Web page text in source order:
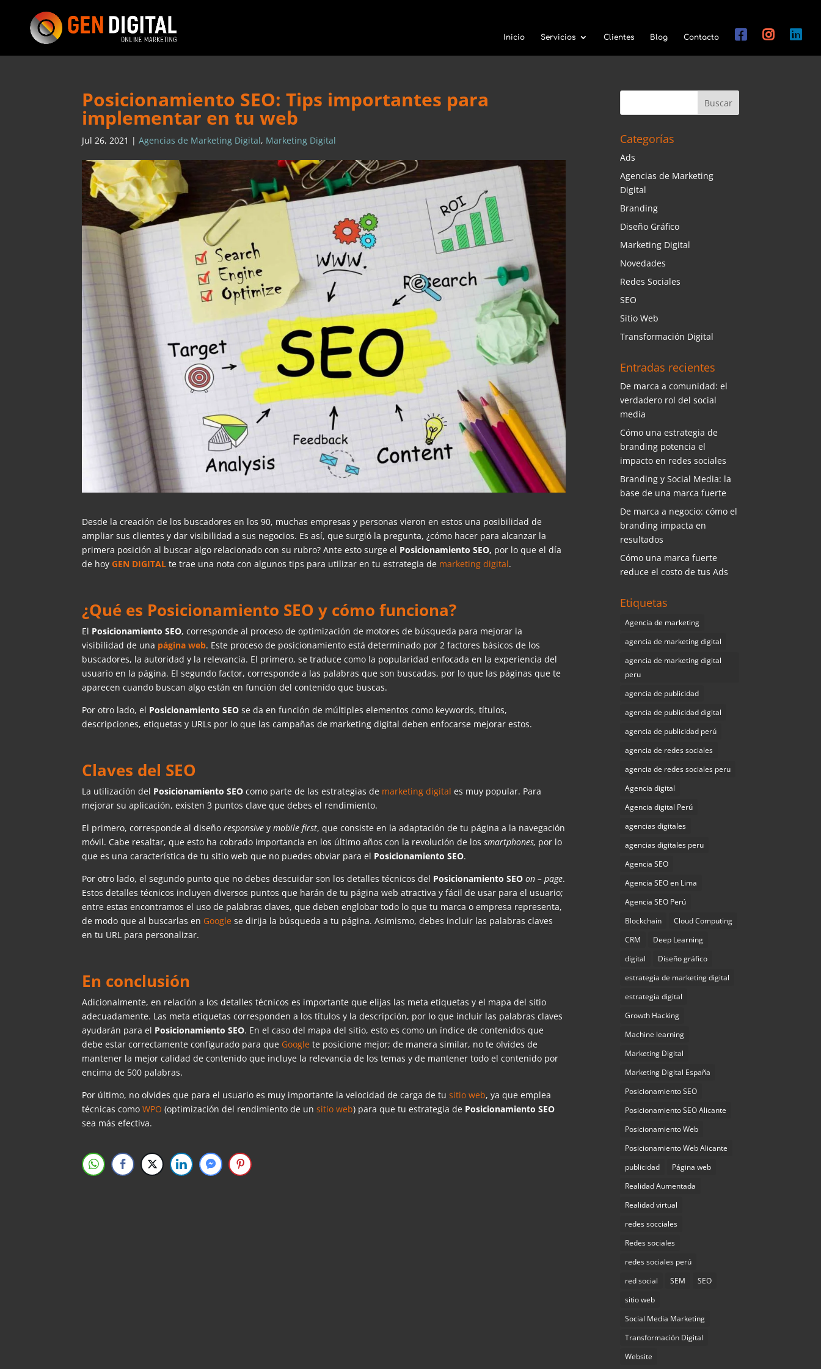
Inicio Servicios Clientes Blog Contacto
Posicionamiento SEO: Tips importantes para
implementar en tu web
Jul 26, 2021 |Agencias de Marketing Digital, Marketing Digital
Desde la creación de los buscadores en los 90, muchas empresas y personas vieron en estos una posibilidad de
ampliar sus clientes y dar visibilidad a sus negocios. Es así, que surgió la pregunta, ¿cómo hacer para alcanzar la
primera posición al buscar algo relacionado con su rubro? Ante esto surge el Posicionamiento SEO, por lo que el día
de hoyGEN DIGITAL te trae una nota con algunos tips para utilizar en tu estrategia de marketing digital.
¿Qué es Posicionamiento SEO y cómo funciona?
El Posicionamiento SEO, corresponde al proceso de optimización de motores de búsqueda para mejorar la
visibilidad de una página web. Este proceso de posicionamiento está determinado por 2 factores básicos de los
buscadores, la autoridad y la relevancia. El primero, se traduce como la popularidad enfocada en la experiencia del
usuario en la página. El segundo factor, corresponde a las palabras que son buscadas, por lo que las páginas que te
aparecen cuando buscan algo están en función del contenido que buscas.
Por otro lado, el Posicionamiento SEOse da en función de múltiples elementos como keywords, títulos,
descripciones, etiquetas y URLs por lo que las campañas de marketing digital deben enfocarse mejorar estos.
Claves del SEO
La utilización del Posicionamiento SEO como parte de las estrategias de marketing digital es muy popular. Para
mejorar su aplicación, existen 3 puntos clave que debes el rendimiento.
El primero, corresponde al diseñoresponsive ymobile first, que consiste en la adaptación de tu página a la navegación
móvil. Cabe resaltar, que esto ha cobrado importancia en los último años con la revolución de lossmartphones, por lo
que es una característica de tu sitio web que no puedes obviar para el Posicionamiento SEO.
Por otro lado, el segundo punto que no debes descuidar son los detalles técnicos del Posicionamiento SEOon – page.
Estos detalles técnicos incluyen diversos puntos que harán de tu página web atractiva y fácil de usar para el usuario;
entre estas encontramos el uso de palabras claves, que deben englobar todo lo que tu marca o empresa representa,
de modo que al buscarlas en Google se dirija la búsqueda a tu página. Asimismo, debes incluir las palabras claves
en tu URL para personalizar.
En conclusión
Adicionalmente, en relación a los detalles técnicos es importante que elijas las meta etiquetas y el mapa del sitio
adecuadamente. Las meta etiquetas corresponden a los títulos y la descripción, por lo que incluir las palabras claves
ayudarán para el Posicionamiento SEO. En el caso del mapa del sitio, esto es como un índice de contenidos que
debe estar correctamente configurado para que Google te posicione mejor; de manera similar, no te olvides de
mantener la mejor calidad de contenido que incluye la relevancia de los temas y de mantener todo el contenido por
encima de 500 palabras.
Por último, no olvides que para el usuario es muy importante la velocidad de carga de tusitio web, ya que emplea
técnicas comoWPO (optimización del rendimiento de unsitio web) para que tu estrategia de Posicionamiento SEO
sea más efectiva.
Categorías
Ads
Agencias de Marketing
Digital
Branding
Diseño Gráfico
Marketing Digital
Novedades
Redes Sociales
SEO
Sitio Web
Transformación Digital
Entradas recientes
De marca a comunidad: el
verdadero rol del social
media
Cómo una estrategia de
branding potencia el
impacto en redes sociales
Branding y Social Media: la
base de una marca fuerte
De marca a negocio: cómo el
branding impacta en
resultados
Cómo una marca fuerte
reduce el costo de tus Ads
Etiquetas
Agencia de marketing
agencia de marketing digital
agencia de marketing digital
peru
agencia de publicidad
agencia de publicidad digital
agencia de publicidad perú
agencia de redes sociales
agencia de redes sociales peru
Agencia digital
Agencia digital Perú
agencias digitales
agencias digitales peru
Agencia SEO
Agencia SEO en Lima
Agencia SEO Perú
Blockchain
Cloud Computing
CRM
Deep Learning
digital
Diseño gráfico
estrategia de marketing digital
estrategia digital
Growth Hacking
Machine learning
Marketing Digital
Marketing Digital España
Posicionamiento SEO
Posicionamiento SEO Alicante
Posicionamiento Web
Posicionamiento Web Alicante
publicidad
Página web
Realidad Aumentada
Realidad virtual
redes socciales
Redes sociales
redes sociales perú
red social
SEM
SEO
sitio web
Social Media Marketing
Transformación Digital
Website